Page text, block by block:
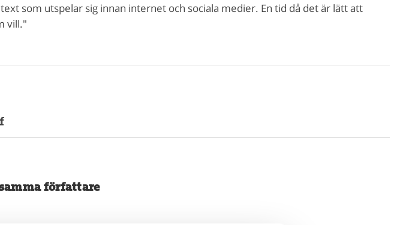
som utspelar sig innan internet och sociala medier. En tid då det är lätt att
vill."
författare